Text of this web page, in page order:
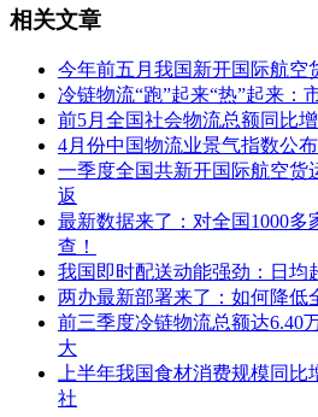
相关文章
今年前五月我国新开国际航空
冷链物流“跑”起来“热”起来：
前5月全国社会物流总额同比增
4月份中国物流业景气指数公
一季度全国共新开国际航空货
返
最新数据来了：对全国1000多
查！
我国即时配送动能强劲：日均
两办最新部署来了：如何降低
前三季度冷链物流总额达6.40
大
上半年我国食材消费规模同比
社